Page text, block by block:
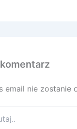
email nie zostanie